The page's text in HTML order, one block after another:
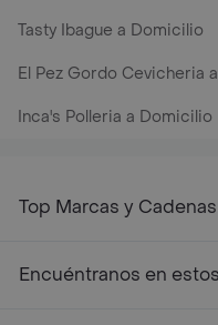
Tasty Ibague a Domicilio
El Pez Gordo Cevicheria
Inca's Polleria a Domicilio
Top Marcas y
Encuéntranos en